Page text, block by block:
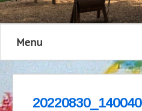
Menu
20220830_140040